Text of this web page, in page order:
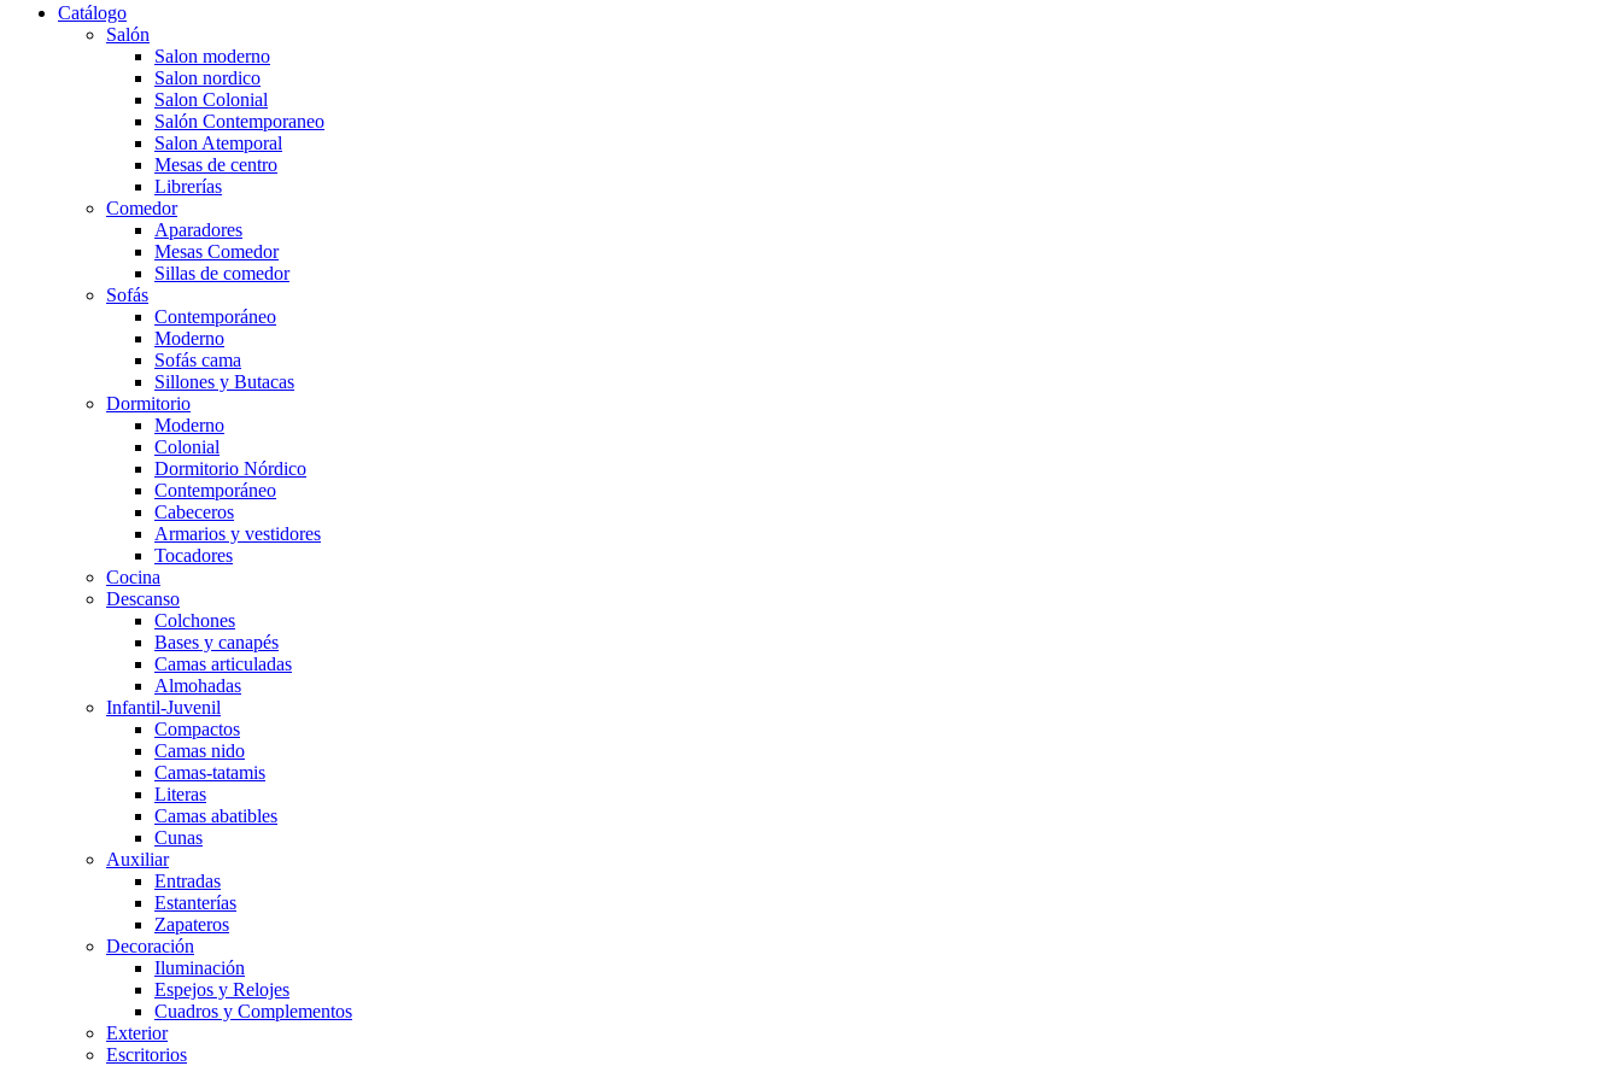
Catálogo
Salón
Salon moderno
Salon nordico
Salon Colonial
Salón Contemporaneo
Salon Atemporal
Mesas de centro
Librerías
Comedor
Aparadores
Mesas Comedor
Sillas de comedor
Sofás
Contemporáneo
Moderno
Sofás cama
Sillones y Butacas
Dormitorio
Moderno
Colonial
Dormitorio Nórdico
Contemporáneo
Cabeceros
Armarios y vestidores
Tocadores
Cocina
Descanso
Colchones
Bases y canapés
Camas articuladas
Almohadas
Infantil-Juvenil
Compactos
Camas nido
Camas-tatamis
Literas
Camas abatibles
Cunas
Auxiliar
Entradas
Estanterías
Zapateros
Decoración
Iluminación
Espejos y Relojes
Cuadros y Complementos
Exterior
Escritorios